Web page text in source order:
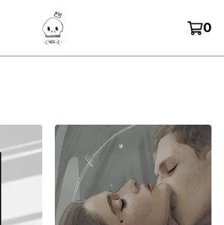
0